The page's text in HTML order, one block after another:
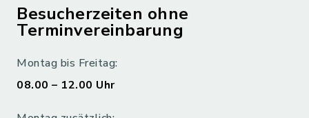
Besucherzeiten ohne
Terminvereinbarung
Montag bis Freitag:
08.00 – 12.00 Uhr